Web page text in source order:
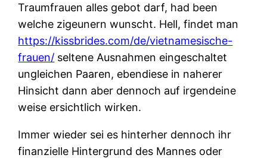
Traumfrauen alles gebot darf, had been
welche zigeunern wunscht. Hell, findet man
https://kissbrides.com/de/vietnamesische-
frauen/ seltene Ausnahmen eingeschaltet
ungleichen Paaren, ebendiese in naherer
Hinsicht dann aber dennoch auf irgendeine
weise ersichtlich wirken.
Immer wieder sei es hinterher dennoch ihr
finanzielle Hintergrund des Mannes oder